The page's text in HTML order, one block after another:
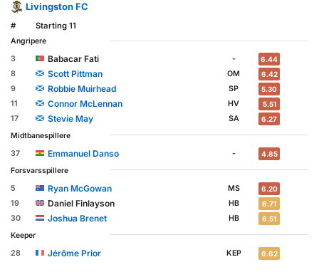
Livingston FC
# Starting 11
Angripere
3
Babacar Fati - 6.44
8 Scott Pittman OM 6.42
9 Robbie Muirhead SP 5.30
11 Connor McLennan HV 5.51
17 Stevie May SA 6.27
Midtbanespillere
37
Emmanuel Danso - 4.85
Forsvarsspillere
5
Ryan McGowan MS 6.20
19 Daniel Finlayson HB 6.71
30 Joshua Brenet HB 6.51
Keeper
28
Jérôme Prior KEP 6.62